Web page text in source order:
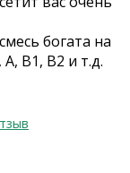
богата на
В1, В2 и т.д.